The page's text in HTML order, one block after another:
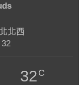
北西
32C